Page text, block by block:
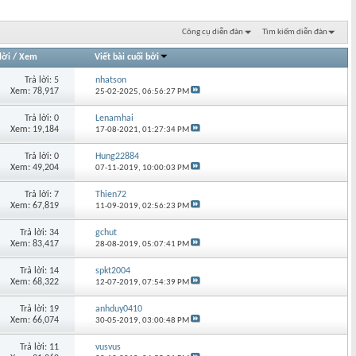
Công cụ diễn đàn Tìm kiếm diễn đàn
/ Xem Viết bài cuối bởi
Trả lời: 5
Xem: 78,917
nhatson
25-02-2025,06:56:27 PM
Trả lời: 0
Xem: 19,184
Lenamhai
17-08-2021,01:27:34 PM
Trả lời: 0
Xem: 49,204
Hung22884
07-11-2019, 10:00:03 PM
Trả lời: 7
Xem: 67,819
Thien72
11-09-2019,02:56:23 PM
Trả lời: 34
Xem: 83,417
gchut
28-08-2019,05:07:41 PM
Trả lời: 14
Xem: 68,322
spkt2004
12-07-2019,07:54:39 PM
Trả lời: 19
Xem: 66,074
anhduy0410
30-05-2019,03:00:48 PM
Trả lời: 11
vusvus